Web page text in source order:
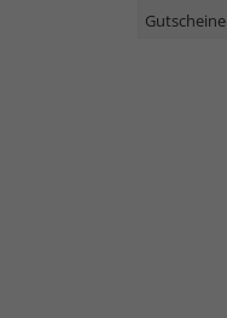
Gutscheine